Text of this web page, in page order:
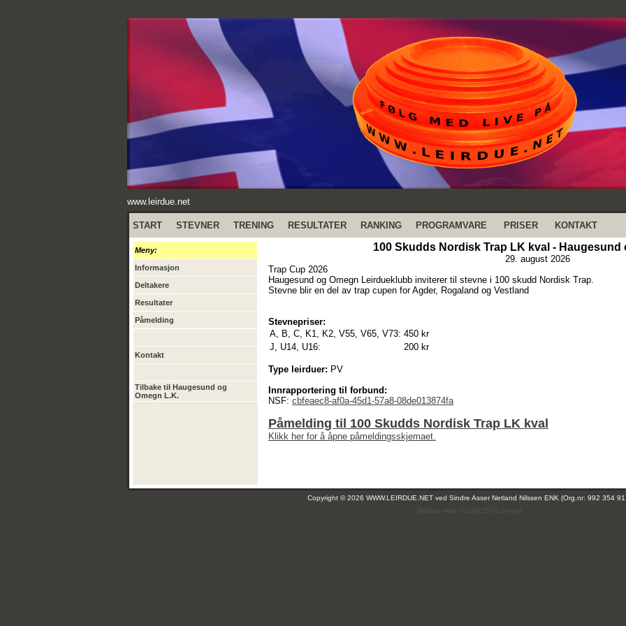
www.leirdue.net
START STEVNER TRENING RESULTATER RANKING PROGRAMVARE PRISER KONTAKT
Meny:
Informasjon
Deltakere
Resultater
Påmelding
Kontakt
Tilbake til Haugesund og
Omegn L.K.
100 Skudds Nordisk Trap LK kval - Haugesund
29. august 2026
Trap Cup 2026
Haugesund og Omegn Leirdueklubb inviterer til stevne i 100 skudd Nordisk Trap.
Stevne blir en del av trap cupen for Agder, Rogaland og Vestland
Stevnepriser:
A, B, C, K1, K2, V55, V65, V73: 450 kr
J, U14, U16:
200 kr
Type leirduer: PV
Innrapportering til forbund:
NSF: cbfeaec8-af0a-45d1-57a8-08de013874fa
Påmelding til 100 Skudds Nordisk Trap LK kval
Klikk her for å åpne påmeldingsskjemaet.
Copyright © 2026 WWW.LEIRDUE.NET ved Sindre Asser Netland Nilssen ENK (Org.nr: 992 354
(leirdue-web-76c49c557b-2xvxg)